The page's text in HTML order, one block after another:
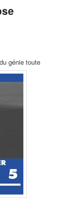
génie toute